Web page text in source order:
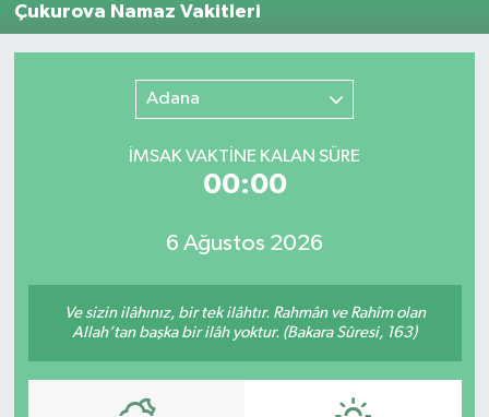
Çukurova Namaz Vakitleri
Adana
İMSAK VAKTİNE KALAN SÜRE
00:00
6 Ağustos 2026
Ve sizin ilâhınız, bir tek ilâhtır. Rahmân ve Rahîm olan
Allah’tan başka bir ilâh yoktur. (Bakara Sûresi, 163)
Son Dakika Haberleri